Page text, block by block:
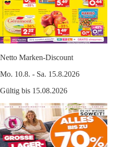
Netto Marken-Discount
Mo. 10.8. - Sa. 15.8.2026
Gültig bis 15.08.2026